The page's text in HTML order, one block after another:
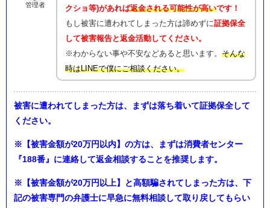
管理者
クショ等)があれば返金される可能性が高いです！
もし被害に遭われてしまった方は諦めずに証拠保全
して被害報告と返金活動してください。
※わからない事や不安などあると思います。 そんな
時はLINEで僕にご相談ください。
被害に遭われてしまった方は、まずは落ち着いて証拠保全して
ください。
※【被害金額が20万円以内】の方は、まずは消費者センター
『188番』に連絡して返金相談することを推奨します。
※【被害金額が20万円以上】と高額騙されてしまった方は、下
記の被害専門の弁護士に早急に無料相談して取り戻してもらい